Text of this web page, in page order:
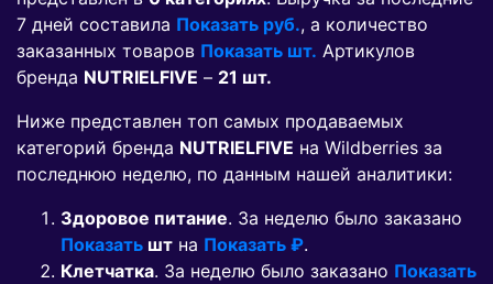
7 дней составила Показать руб., а количество
заказанных товаров Показать шт. Артикулов
бренда NUTRIELFIVE – 21 шт.
Ниже представлен топ самых продаваемых
категорий бренда NUTRIELFIVE на Wildberries за
последнюю неделю, по данным нашей аналитики:
Здоровое питание. За неделю было заказано
Показать шт на Показать ₽.
Клетчатка. За неделю было заказано Показать